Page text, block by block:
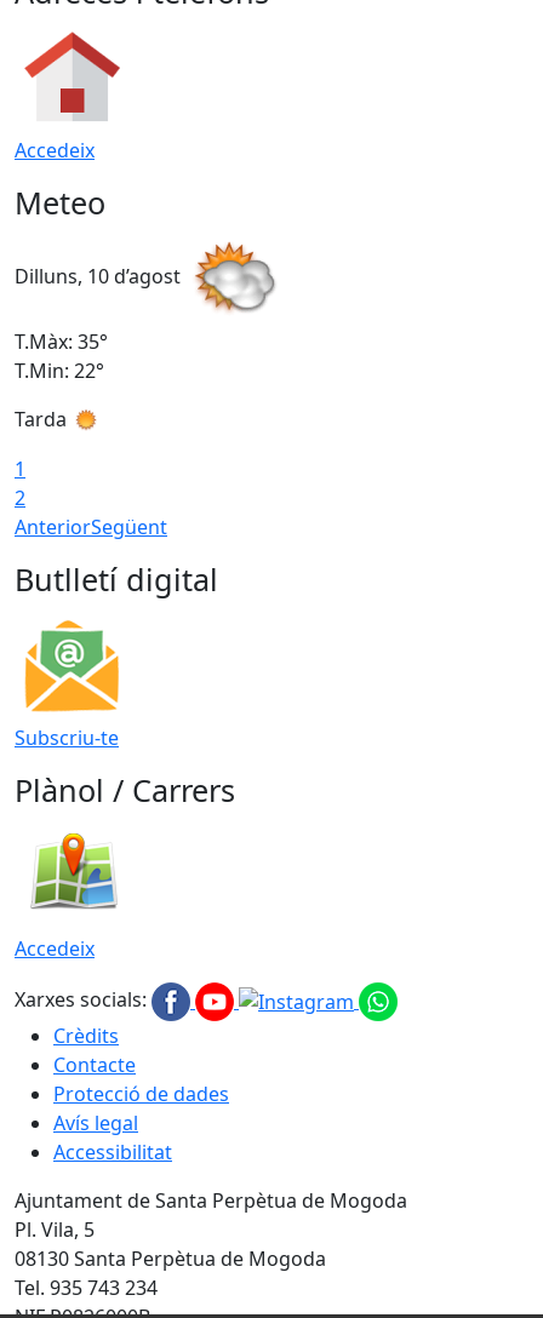
Accedeix
Meteo
Dilluns, 10 d’agost
T.Màx: 35°
T.Min: 22°
Tarda
1
2
AnteriorSegüent
Butlletí digital
Subscriu-te
Plànol / Carrers
Accedeix
Xarxes socials:
Crèdits
Contacte
Protecció de dades
Avís legal
Accessibilitat
Ajuntament de Santa Perpètua de Mogoda
Pl. Vila, 5
08130 Santa Perpètua de Mogoda
Tel. 935 743 234